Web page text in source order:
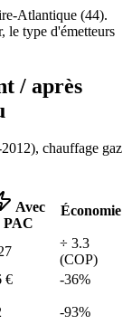
Atlantique (44).
le type d'émetteurs
/ après
), chauffage gaz
Avec
PAC
Économie
÷ 3.3
(COP)
€ -36%
-93%